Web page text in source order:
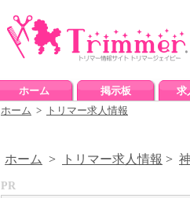
ホーム 掲示板 求
ホーム > トリマー求人情報
ホーム > トリマー求人情報 >
PR